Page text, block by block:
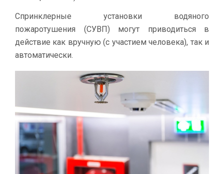
Спринклерные установки водяного
пожаротушения (СУВП) могут приводиться в
действие как вручную (с участием человека), так и
автоматически.